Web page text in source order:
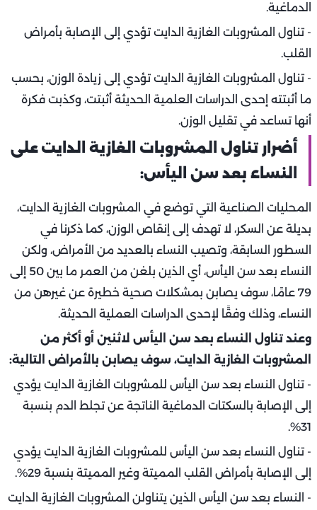
الدماغية.
- تناول المشروبات الغازية الدايت تؤدي إلى الإصابة بأمراض
القلب.
- تناول المشروبات الغازية الدايت تؤدي إلى زيادة الوزن، بحسب
ما أثبتته إحدى الدراسات العلمية الحديثة أثبتت، وكذبت فكرة
أنها تساعد في تقليل الوزن.
أضرار تناول المشروبات الغازية الدايت على
النساء بعد سن اليأس:
المحليات الصناعية التي توضع في المشروبات الغازية الدايت،
بديلة عن السكر، لا تهدف إلى إنقاص الوزن، كما ذكرنا في
السطور السابقة، وتصيب النساء بالعديد من الأمراض، ولكن
النساء بعد سن اليأس، أي الذين بلغن من العمر ما بين 50 إلى
79 عامًا، سوف يصابن بمشكلات صحية خطيرة عن غيرهن من
النساء، وذلك وفقًا لإحدى الدراسات العملية الحديثة.
وعند تناول النساء بعد سن اليأس لاثنين أو أكثر من
المشروبات الغازية الدايت، سوف يصابن بالأمراض التالية:
- تناول النساء بعد سن اليأس للمشروبات الغازية الدايت يؤدي
إلى الإصابة بالسكتات الدماغية الناتجة عن تجلط الدم بنسبة
31%.
- تناول النساء بعد سن اليأس للمشروبات الغازية الدايت يؤدي
إلى الإصابة بأمراض القلب المميتة وغير المميتة بنسبة 29%.
- النساء بعد سن اليأس الذين يتناولن المشروبات الغازية الدايت